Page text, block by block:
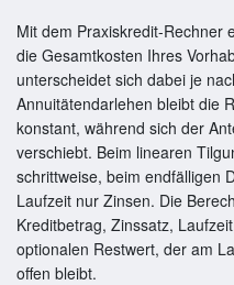
Mit dem Praxiskredit-Rechner
die Gesamtkosten Ihres
unterscheidet sich dabei je
Annuitätendarlehen bleibt die
konstant, während sich der
verschiebt. Beim linearen
schrittweise, beim endfälligen
Laufzeit nur Zinsen. Die
Kreditbetrag, Zinssatz,
optionalen Restwert, der am
offen bleibt.